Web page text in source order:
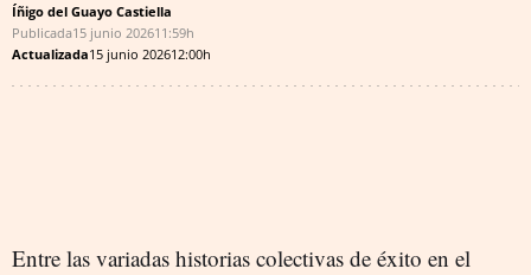
Íñigo del Guayo Castiella
Publicada15 junio 202611:59h
Actualizada15 junio 202612:00h
Entre las variadas historias colectivas de éxito en el